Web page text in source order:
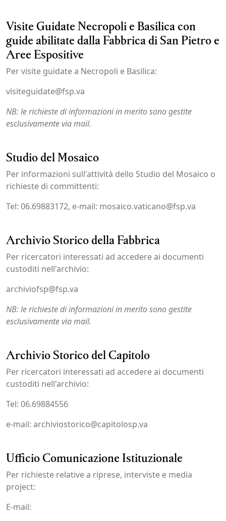
Visite Guidate Necropoli e Basilica con
guide abilitate dalla Fabbrica di San Pietro e
Aree Espositive
Per visite guidate a Necropoli e Basilica:
visiteguidate@fsp.va
NB: le richieste di informazioni in merito sono gestite
esclusivamente via mail.
Studio del Mosaico
Per informazioni sull'attività dello Studio del Mosaico o
richieste di committenti:
Tel: 06.69883172, e-mail: mosaico.vaticano@fsp.va
Archivio Storico della Fabbrica
Per ricercatori interessati ad accedere ai documenti
custoditi nell'archivio:
archiviofsp@fsp.va
NB: le richieste di informazioni in merito sono gestite
esclusivamente via mail.
Archivio Storico del Capitolo
Per ricercatori interessati ad accedere ai documenti
custoditi nell'archivio:
Tel: 06.69884556
e-mail: archiviostorico@capitolosp.va
Ufficio Comunicazione Istituzionale
Per richieste relative a riprese, interviste e media
project:
E-mail: